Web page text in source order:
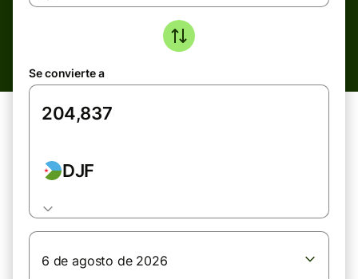
Se convierte a
DJF
6 de agosto de 2026